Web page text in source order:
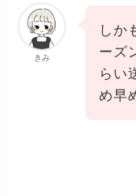
きみ
しか
ーズ
らい
め早